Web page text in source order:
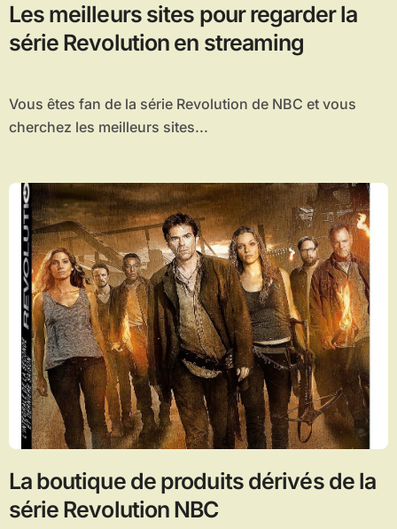
Les meilleurs sites pour regarder la
série Revolution en streaming
Vous êtes fan de la série Revolution de NBC et vous
cherchez les meilleurs sites...
La boutique de produits dérivés de la
série Revolution NBC